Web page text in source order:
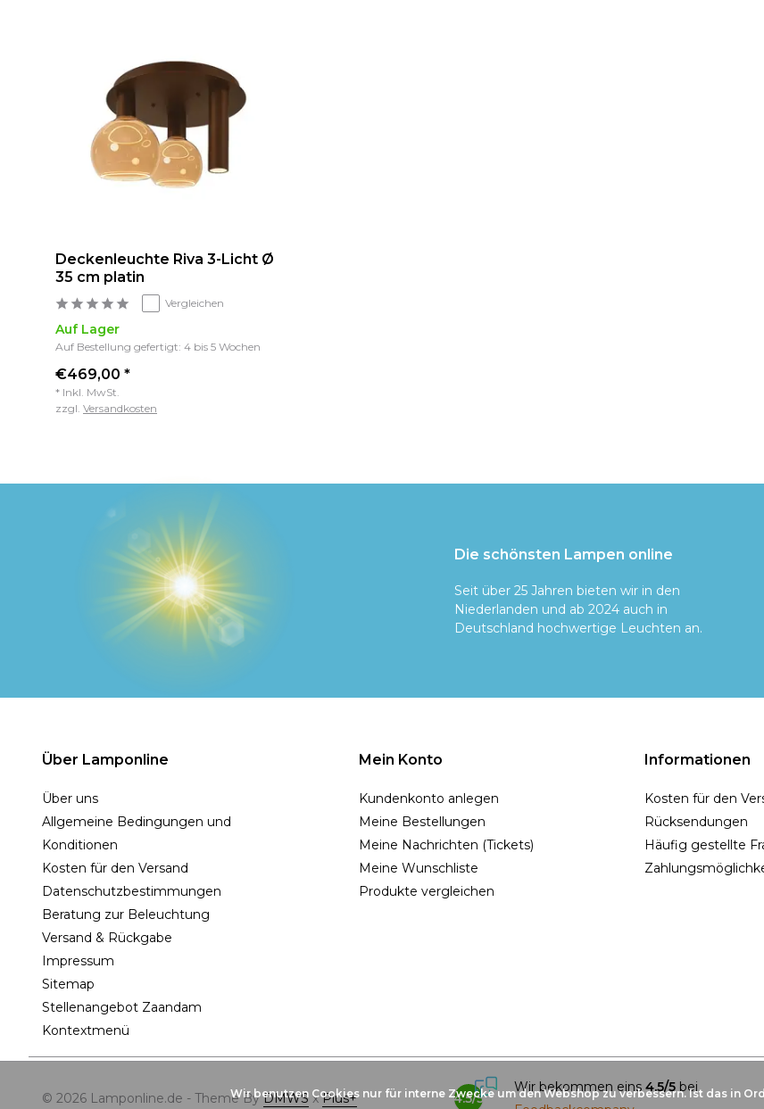
Deckenleuchte Riva 3-Licht Ø
35 cm platin
Vergleichen
Auf Lager
Auf Bestellung gefertigt: 4 bis 5 Wochen
€469,00 *
* Inkl. MwSt.
zzgl. Versandkosten
Die schönsten Lampen online
Seit über 25 Jahren bieten wir in den
Niederlanden und ab 2024 auch in
Deutschland hochwertige Leuchten an.
Über Lamponline
Über uns
Allgemeine Bedingungen und
Konditionen
Kosten für den Versand
Datenschutzbestimmungen
Beratung zur Beleuchtung
Versand & Rückgabe
Impressum
Sitemap
Stellenangebot Zaandam
Kontextmenü
Mein Konto
Kundenkonto anlegen
Meine Bestellungen
Meine Nachrichten (Tickets)
Meine Wunschliste
Produkte vergleichen
Informationen
Kosten für den
Rücksendungen
Häufig gestellte
© 2026 Lamponline.de - Theme ByDMWS xPlus+ 4.5/5
Wir bekommen eins 4.5/5bei
Wir benutzen Cookies nur für interne Zwecke um den Webshop zu verbessern. Ist das in